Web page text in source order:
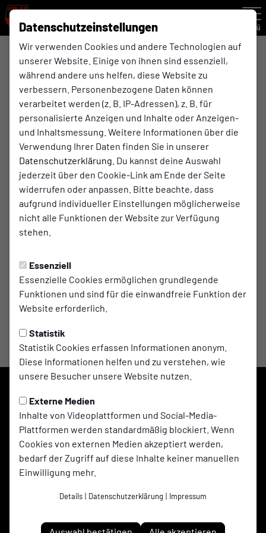
Datenschutzeinstellungen
Wir verwenden Cookies und andere Technologien auf
unserer Website. Einige von ihnen sind essenziell,
während andere uns helfen, diese Website zu
verbessern. Personenbezogene Daten können
verarbeitet werden (z. B. IP-Adressen), z. B. für
personalisierte Anzeigen und Inhalte oder Anzeigen-
und Inhaltsmessung. Weitere Informationen über die
Verwendung Ihrer Daten finden Sie in unserer
Datenschutzerklärung . Du kannst deine Auswahl
jederzeit über den Cookie-Link am Ende der Seite
widerrufen oder anpassen. Bitte beachte, dass
aufgrund individueller Einstellungen möglicherweise
nicht alle Funktionen der Website zur Verfügung
stehen.
Essenziell
Essenzielle Cookies ermöglichen grundlegende
Funktionen und sind für die einwandfreie Funktion der
Website erforderlich.
Statistik
Statistik Cookies erfassen Informationen anonym.
Diese Informationen helfen und zu verstehen, wie
unsere Besucher unsere Website nutzen.
Externe Medien
Inhalte von Videoplattformen und Social-Media-
Plattformen werden standardmäßig blockiert. Wenn
Cookies von externen Medien akzeptiert werden,
bedarf der Zugriff auf diese Inhalte keiner manuellen
Einwilligung mehr.
Details | Datenschutzerklärung | Impressum
Menü
F-Jugend Rückrunde , 3. Spieltag
F-Jugend
0:0
(0:0)
SV Horst-Emscher 08
F-Jugend
Spielort
Auf dem Schollbruch (Kunstrasen)
Auf dem Schollbruch 58
45899 Gelsenkirchen
Wegbeschreibung
Adler Ellinghorst 1961 e.V. auf Social Media folgen